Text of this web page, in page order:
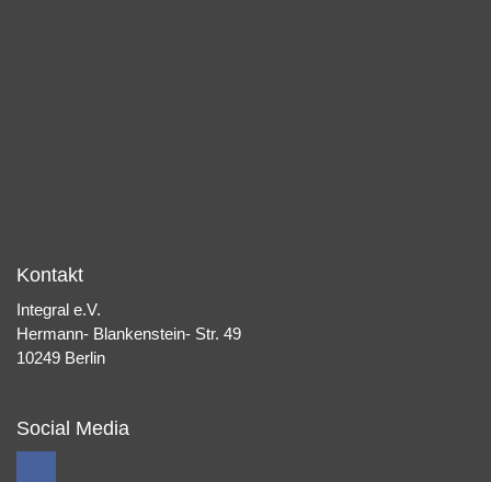
Kontakt
Integral e.V.
Hermann- Blankenstein- Str. 49
10249 Berlin
Social Media